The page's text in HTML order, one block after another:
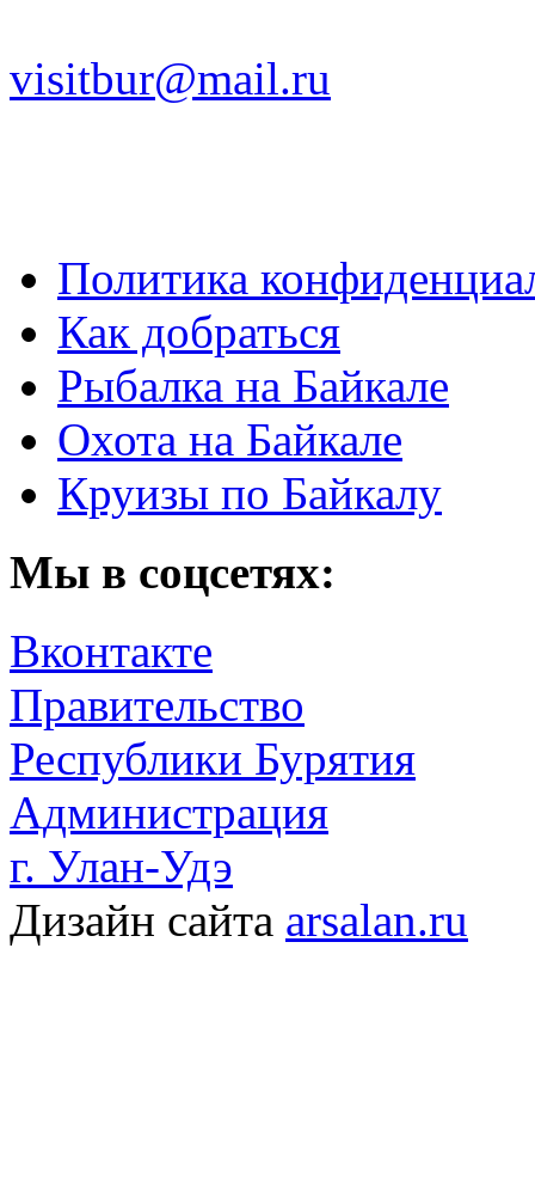
visitbur@mail.ru
Политика
Как добраться
Рыбалка на Байкале
Охота на Байкале
Круизы по Байкалу
Мы в соцсетях:
Вконтакте
Правительство
Республики Бурятия
Администрация
г. Улан-Удэ
Дизайн сайта arsalan.ru